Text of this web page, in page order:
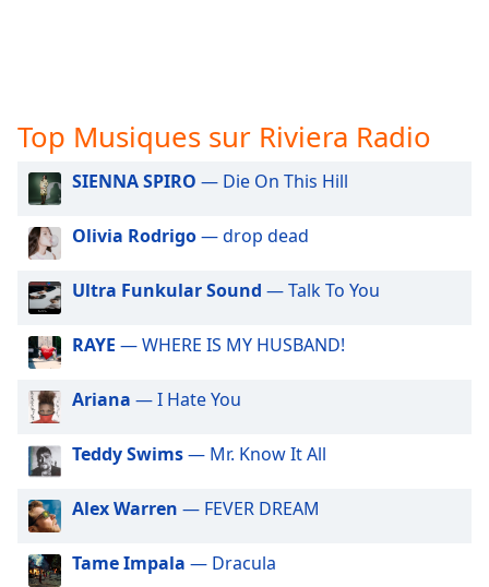
Picture-
Picture
Fullscreen
modal
window.
Beginning
dialog
Escape
cancel
and
close
Top Musiques sur Riviera Radio
SIENNA SPIRO — Die On This Hill
Olivia Rodrigo— drop dead
Ultra Funkular Sound — Talk To You
RAYE — WHERE IS MY HUSBAND!
Ariana — I Hate You
Teddy Swims— Mr. Know It All
Alex Warren — FEVER DREAM
Tame Impala — Dracula